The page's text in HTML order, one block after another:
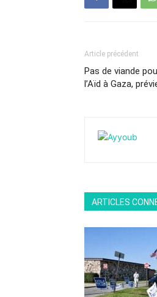
Article précédent
Pas de viande
l’Aïd à Gaza,
ARTICLES